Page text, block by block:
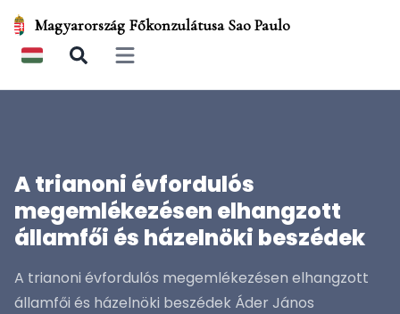
Magyarország Főkonzulátusa Sao Paulo
Open main menu
A trianoni évfordulós
megemlékezésen elhangzott
államfői és házelnöki beszédek
A trianoni évfordulós megemlékezésen elhangzott
államfői és házelnöki beszédek Áder János